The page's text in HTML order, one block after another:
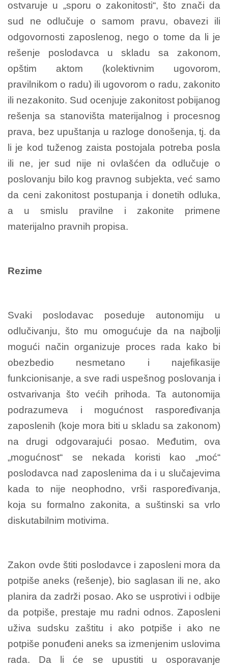
ostvaruje u „sporu o zakonitosti“, što znači da
sud ne odlučuje o samom pravu, obavezi ili
odgovornosti zaposlenog, nego o tome da li je
rešenje poslodavca u skladu sa zakonom,
opštim aktom (kolektivnim ugovorom,
pravilnikom o radu) ili ugovorom o radu, zakonito
ili nezakonito. Sud ocenjuje zakonitost pobijanog
rešenja sa stanovišta materijalnog i procesnog
prava, bez upuštanja u razloge donošenja, tj. da
li je kod tuženog zaista postojala potreba posla
ili ne, jer sud nije ni ovlašćen da odlučuje o
poslovanju bilo kog pravnog subjekta, već samo
da ceni zakonitost postupanja i donetih odluka,
a u smislu pravilne i zakonite primene
materijalno pravnih propisa.
Rezime
Svaki poslodavac poseduje autonomiju u
odlučivanju, što mu omogućuje da na najbolji
mogući način organizuje proces rada kako bi
obezbedio nesmetano i najefikasije
funkcionisanje, a sve radi uspešnog poslovanja i
ostvarivanja što većih prihoda. Ta autonomija
podrazumeva i mogućnost raspoređivanja
zaposlenih (koje mora biti u skladu sa zakonom)
na drugi odgovarajući posao. Međutim, ova
„mogućnost“ se nekada koristi kao „moć“
poslodavca nad zaposlenima da i u slučajevima
kada to nije neophodno, vrši raspoređivanja,
koja su formalno zakonita, a suštinski sa vrlo
diskutabilnim motivima.
Zakon ovde štiti poslodavce i zaposleni mora da
potpiše aneks (rešenje), bio saglasan ili ne, ako
planira da zadrži posao. Ako se usprotivi i odbije
da potpiše, prestaje mu radni odnos. Zaposleni
uživa sudsku zaštitu i ako potpiše i ako ne
potpiše ponuđeni aneks sa izmenjenim uslovima
rada. Da li će se upustiti u osporavanje